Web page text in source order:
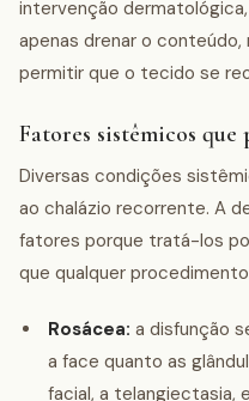
intervenção
apenas drenar o
permitir que o tecido se
Fatores sistêmicos
Diversas condições
ao chalázio recorrente. A
fatores porque tratá-los
que qualquer
Rosácea: a disfunção
a face quanto as
facial, a telangiectasia,